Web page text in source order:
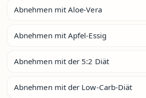
Abnehmen mit Aloe-Vera
Abnehmen mit Apfel-Essig
Abnehmen mit der 5:2 Diät
Abnehmen mit der Low-Carb-Diät